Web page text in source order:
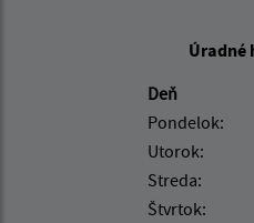
Úradné
Deň
Pondelok:
Utorok:
Streda:
Štvrtok: